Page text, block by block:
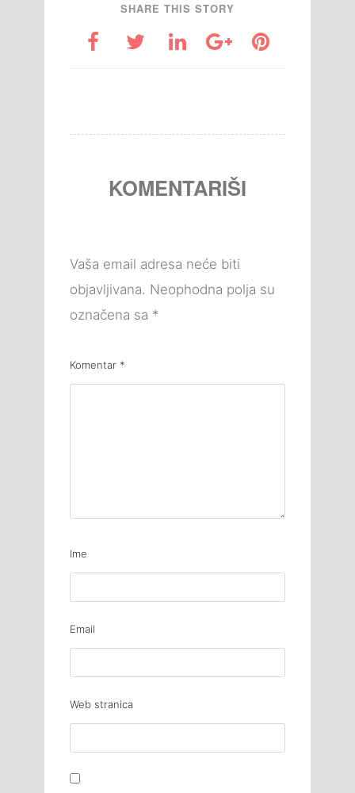
SHARE THIS STORY
KOMENTARIŠI
Vaša email adresa neće biti
objavljivana. Neophodna polja su
označena sa *
Komentar *
Ime
Email
Web stranica